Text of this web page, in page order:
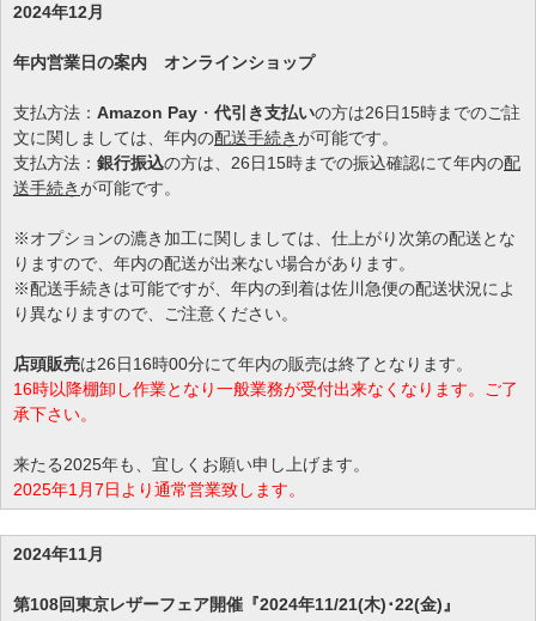
2024年12月
年内営業日の案内 オンラインショップ
支払方法： Amazon Pay ・ 代引き支払いの方は26日15時までのご註
文に関しましては、年内の配送手続きが可能です。
支払方法： 銀行振込の方は、26日15時までの振込確認にて年内の配
送手続きが可能です。
※オプションの漉き加工に関しましては、仕上がり次第の配送とな
りますので、年内の配送が出来ない場合があります。
※配送手続きは可能ですが、年内の到着は佐川急便の配送状況によ
り異なりますので、ご注意ください。
店頭販売は26日16時00分にて年内の販売は終了となります。
16時以降棚卸し作業となり一般業務が受付出来なくなります。ご了
承下さい。
来たる2025年も、宜しくお願い申し上げます。
2025年1月7日より通常営業致します。
2024年11月
第108回東京レザーフェア開催『2024年11/21(木)･22(金)』